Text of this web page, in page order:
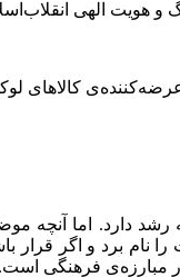
و هویت الهی
کالاهای
دارد. اما آنچه
نام برد و اگر
مبارزه‌ی فرهنگی